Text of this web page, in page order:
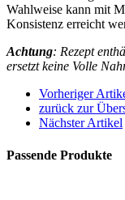
Wahlweise kann mit
Konsistenz erreicht
Achtung: Rezept
ersetzt keine Volle
Vorheriger
zurück zur
Nächster Artikel
Passende Produkte